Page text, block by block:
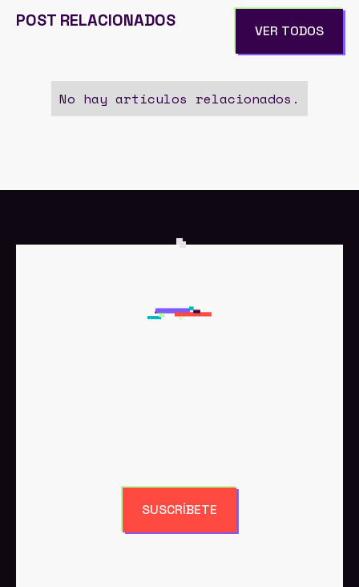
POST RELACIONADOS
VER TODOS
No hay artículos relacionados.
SUSCRÍBETE